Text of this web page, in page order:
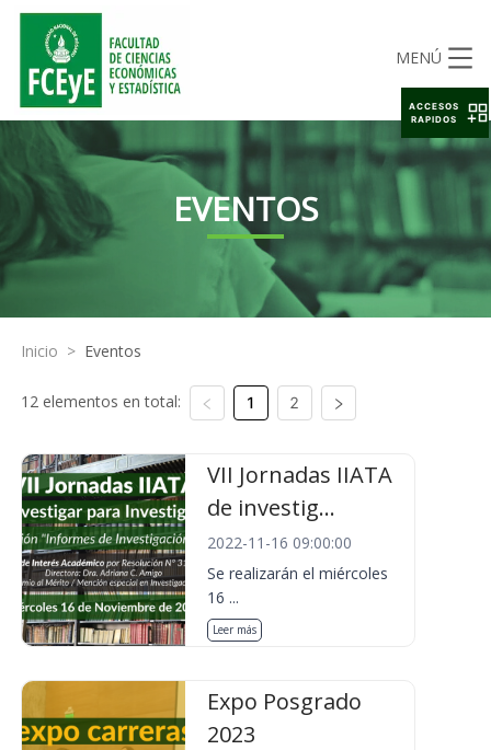
MENÚ
EVENTOS
Inicio > Eventos
12 elementos en total: 1 2
VII Jornadas IIATA
de investig...
2022-11-16 09:00:00
Se realizarán el miércoles
16 ...
Leer más
Expo Posgrado
2023
ACCESOS
RAPIDOS